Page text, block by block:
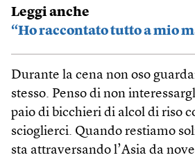
Leggi anche
“Ho raccontato tutto a mio
Durante la cena non oso
stesso. Penso di non
paio di bicchieri di alcol di riso
scioglierci. Quando restiamo
sta attraversando l’Asia da